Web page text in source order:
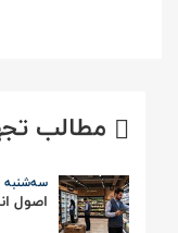
مطالب
سه‌شنبه 23 تیر ۱۴۰۵
اصول